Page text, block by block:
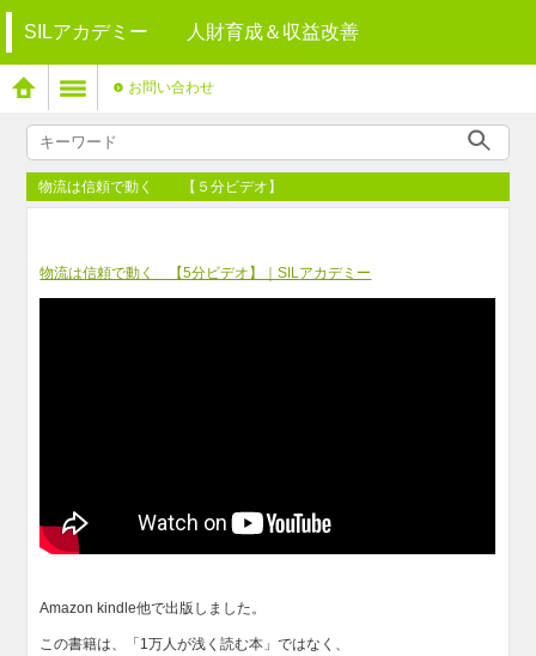
SILアカデミー 人財育成＆収益改善
お問い合わせ
物流は信頼で動く 【５分ビデオ】
物流は信頼で動く 【5分ビデオ】｜SILアカデミー
Amazon kindle他で出版しました。
この書籍は、「1万人が浅く読む本」ではなく、